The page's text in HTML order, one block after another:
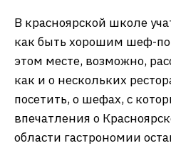
В красноярской школе
как быть хорошим шеф-
этом месте, возможно,
как и о нескольких
посетить, о шефах, с
впечатления о
области гастрономии